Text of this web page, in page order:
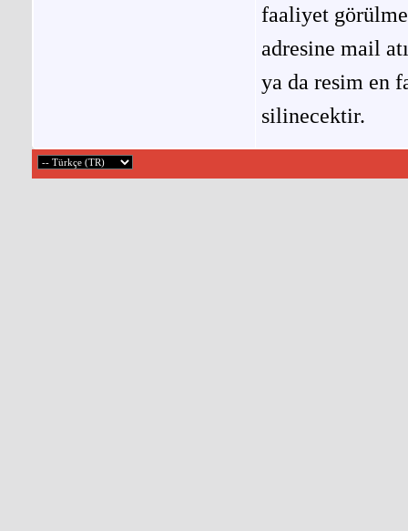
faaliyet
adresine mail
ya da resim en
silinecektir.